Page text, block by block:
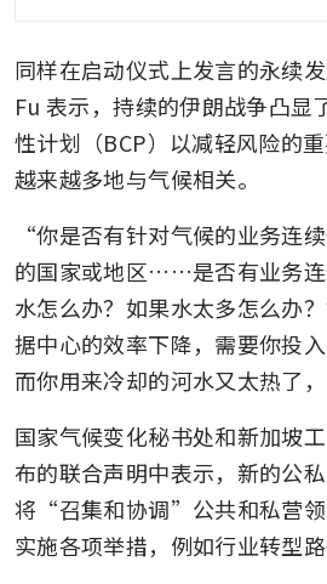
Less than 1% of
Singapore
East, but prices
up: Grace Fu
同样在启动仪式上发言的永续
Fu 表示，持续的伊朗战争凸显
性计划（BCP）以减轻风险的
越来越多地与气候相关。
“你是否有针对气候的业务连
的国家或地区……是否有业务
水怎么办？如果水太多怎么办
据中心的效率下降，需要你投入
而你用来冷却的河水又太热了
国家气候变化秘书处和新加坡
布的联合声明中表示，新的公
将“召集和协调”公共和私营
实施各项举措，例如行业转型